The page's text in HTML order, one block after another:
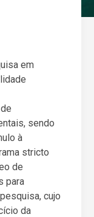
em
sendo
à
stricto
de
para
cujo
da